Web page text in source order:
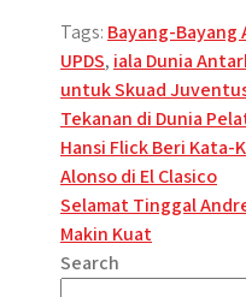
Tags: Bayang-
UPDS, iala Dunia
untuk Skuad
Tekanan di Dunia
Post
Hansi Flick Beri Kata-
Alonso di El Clasico
Selamat Tinggal
Makin Kuat
Search